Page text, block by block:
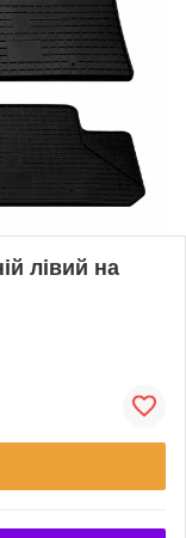
лівий на